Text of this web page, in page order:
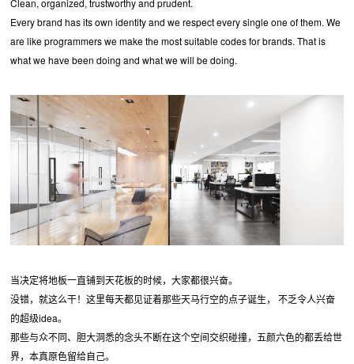
Clean, organized, trustworthy and prudent.
Every brand has its own identity and we respect every single one of them. We
are like programmers we make the most suitable codes for brands. That is
what we have been doing and what we will be doing.
当决定将地板一直铺到天花板的时候，大家都很兴奋。
没错，就这么干！这里每天都见证着那些天马行空的点子诞生， 不乏令人兴奋
的超级idea。
那些与众不同、胆大洞悉的念头不断在这个空间交织碰撞，五颜六色的都丢给世
界，本真原色留给自己。